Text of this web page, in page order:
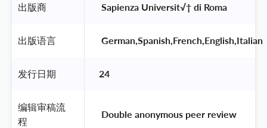
出版商 Sapienza Universit√† di Roma
出版语言 German,Spanish,French,English,Italian
发行日期 24
编辑审稿流
程
Double anonymous peer review